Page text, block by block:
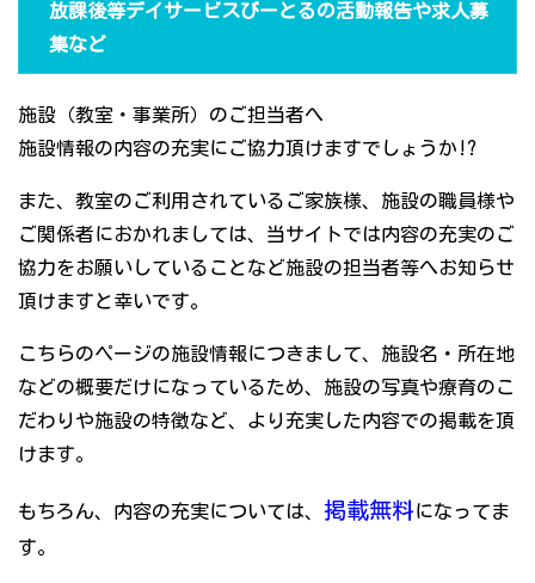
放課後等デイサービスびーとるの活動報告や求人募
集など
施設（教室・事業所）のご担当者へ
施設情報の内容の充実にご協力頂けますでしょうか!?
また、教室のご利用されているご家族様、施設の職員様や
ご関係者におかれましては、当サイトでは内容の充実のご
協力をお願いしていることなど施設の担当者等へお知らせ
頂けますと幸いです。
こちらのページの施設情報につきまして、施設名・所在地
などの概要だけになっているため、施設の写真や療育のこ
だわりや施設の特徴など、より充実した内容での掲載を頂
けます。
もちろん、内容の充実については、 掲載無料になってま
す。